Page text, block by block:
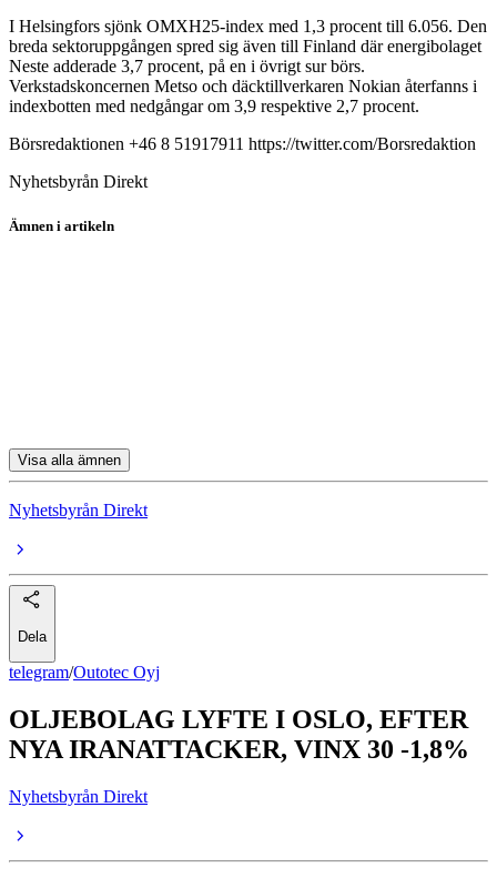
I Helsingfors sjönk OMXH25-index med 1,3 procent till 6.056. Den
breda sektoruppgången spred sig även till Finland där energibolaget
Neste adderade 3,7 procent, på en i övrigt sur börs.
Verkstadskoncernen Metso och däcktillverkaren Nokian återfanns i
indexbotten med nedgångar om 3,9 respektive 2,7 procent.
Börsredaktionen +46 8 51917911 https://twitter.com/Borsredaktion
Nyhetsbyrån Direkt
Ämnen i artikeln
Visa alla ämnen
Nyhetsbyrån Direkt
Dela
telegram/Outotec Oyj
OLJEBOLAG LYFTE I OSLO, EFTER
NYA IRANATTACKER, VINX 30 -1,8%
Nyhetsbyrån Direkt